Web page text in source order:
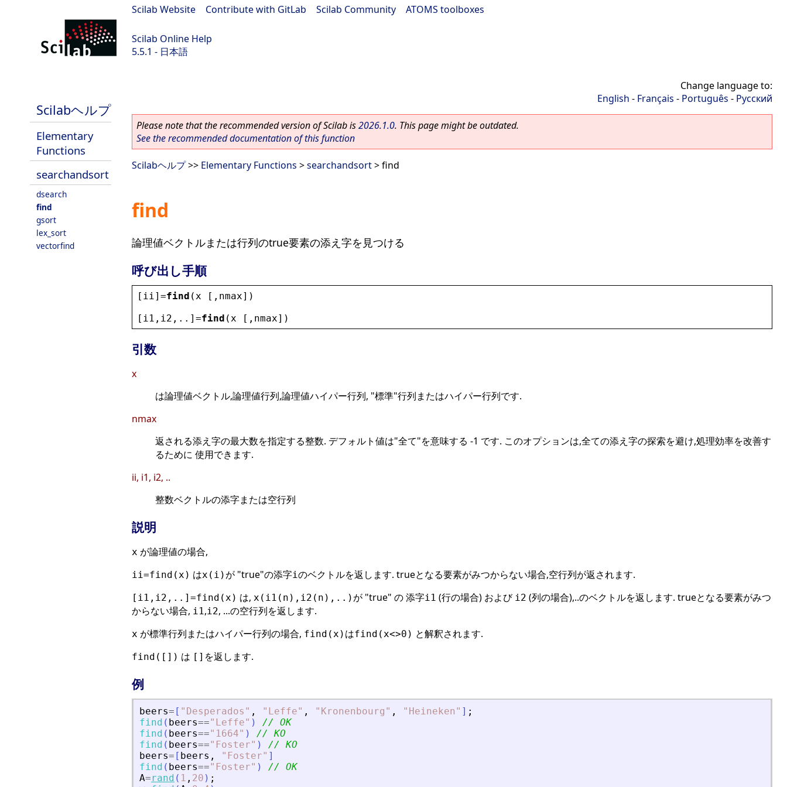
Scilab Website Contribute with GitLab Scilab Community ATOMS toolboxes
Scilab Online Help
5.5.1 - 日本語
Scilabヘルプ
Elementary
Functions
searchandsort
dsearch
find
gsort
lex_sort
vectorfind
Change language to:
English - Français - Português - Русский
Please note that the recommended version of Scilab is2026.1.0. This page might be outdated.
See the recommended documentation of this function
Scilabヘルプ>> Elementary Functions >searchandsort> find
find
論理値ベクトルまたは行列のtrue要素の添え字を見つける
呼び出し手順
[ ii ]=find ( x [, nmax])
[ i1 , i2 ,..]=find ( x [, nmax])
引数
x
は論理値ベクトル,論理値行列,論理値ハイパー行列, "標準"行列またはハイパー行列です.
nmax
返される添え字の最大数を指定する整数. デフォルト値は"全て"を意味する -1 です. このオプションは,全ての添え字の探索を避け,処理効率を改善す
るために 使用できます.
ii, i1, i2, ..
整数ベクトルの添字または空行列
説明
x が論理値の場合,
ii=find(x) はx(i) が "true"の添字iのベクトルを返します. trueとなる要素がみつからない場合,空行列が返されます.
[i1,i2,..]=find(x) は, x(i1(n),i2(n),..) が "true" の 添字i1 (行の場合) および i2 (列の場合),..のベクトルを返します. trueとなる要素がみつ
からない場合, i1,i2, ...の空行列を返します.
x が標準行列またはハイパー行列の場合, find(x) はfind(x<>0) と解釈されます.
find([]) は [] を返します.
例
beers= [ " Desperados " , " Leffe" , " Kronenbourg " , " Heineken" ] ;
find ( beers==" Leffe" )
// OK
find ( beers==" 1664" )
// KO
find ( beers==" Foster" )
// KO
beers= [ beers , " Foster" ]
find ( beers==" Foster" )
// OK
A=rand ( 1 , 20 ) ;